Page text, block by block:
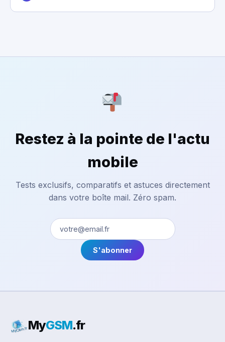
Restez à la pointe de l'actu
mobile
Tests exclusifs, comparatifs et astuces directement
dans votre boîte mail. Zéro spam.
S'abonner
MyGSM.fr